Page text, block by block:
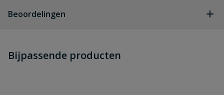
dit product?
Beoordelingen
Schrijf zelf een beoordeling
Bijpassende producten